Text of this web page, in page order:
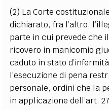
(2) La Corte
dichiarato, fra l’altro,
parte in cui prevede che
ricovero in manicomio
caduto in stato
l’esecuzione di pena
personale, ordini che la
in applicazione dell’art.